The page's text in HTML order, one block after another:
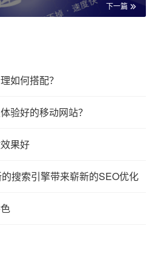
下一篇
如何搭配？
验好的移动网站？
果好
的搜索引擎带来崭新的SEO优化